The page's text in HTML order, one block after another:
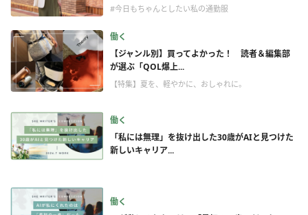
#今日もちゃんとしたい私の通勤服
働く
【ジャンル別】買ってよかった！ 読者＆編集部
が選ぶ「QOL爆上...
【特集】夏を、軽やかに、おしゃれに。
働く
「私には無理」を抜け出した30歳がAIと見つけた
新しいキャリア...
働く